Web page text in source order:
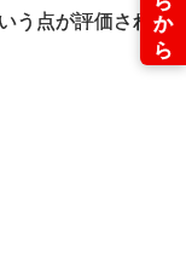
う点が評価され